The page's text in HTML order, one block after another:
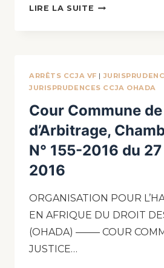
LIRE LA SUITE
ARRÊTS CCJA VF |
JURISPRUDENCES CCJA OHADA
Cour Commune
d’Arbitrage,
N° 155-2016 du
2016
ORGANISATION POUR
EN AFRIQUE DU DROIT
(OHADA) ——– COUR
JUSTICE…